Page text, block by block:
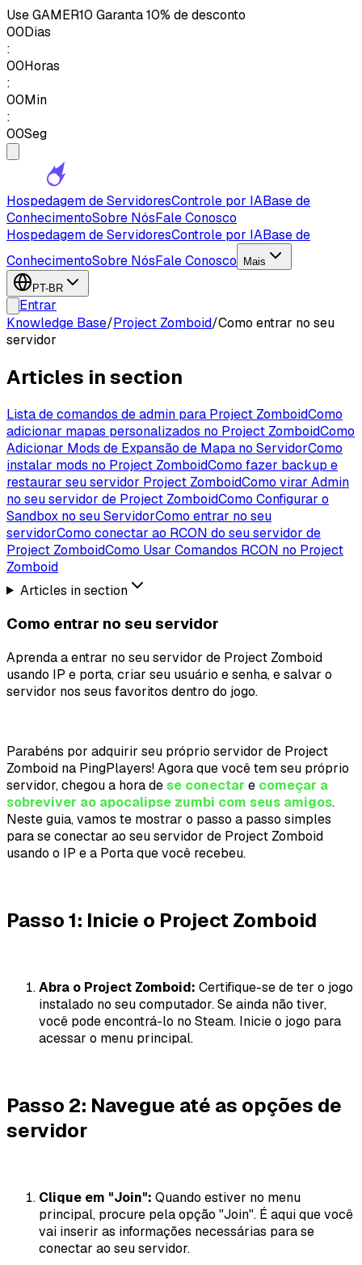
UseGAMER10 Garanta 10% de desconto
00Dias
:
00Horas
:
00Min
:
00Seg
Hospedagem de ServidoresControle por IABase de
ConhecimentoSobre NósFale Conosco
Hospedagem de ServidoresControle por IABase de
ConhecimentoSobre NósFale Conosco Mais
PT-BR
Entrar
Knowledge Base/Project Zomboid/Como entrar no seu
servidor
Articles in section
Lista de comandos de admin para Project ZomboidComo
adicionar mapas personalizados no Project ZomboidComo
Adicionar Mods de Expansão de Mapa no ServidorComo
instalar mods no Project ZomboidComo fazer backup e
restaurar seu servidor Project ZomboidComo virar Admin
no seu servidor de Project ZomboidComo Configurar o
Sandbox no seu ServidorComo entrar no seu
servidorComo conectar ao RCON do seu servidor de
Project ZomboidComo Usar Comandos RCON no Project
Zomboid
Articles in section
Como entrar no seu servidor
Aprenda a entrar no seu servidor de Project Zomboid
usando IP e porta, criar seu usuário e senha, e salvar o
servidor nos seus favoritos dentro do jogo.
Parabéns por adquirir seu próprio servidor de Project
Zomboid na PingPlayers! Agora que você tem seu próprio
servidor, chegou a hora dese conectar e começar a
sobreviver ao apocalipse zumbi com seus amigos.
Neste guia, vamos te mostrar o passo a passo simples
para se conectar ao seu servidor de Project Zomboid
usando o IP e a Porta que você recebeu.
Passo 1: Inicie o Project Zomboid
Abra o Project Zomboid: Certifique-se de ter o jogo
instalado no seu computador. Se ainda não tiver,
você pode encontrá-lo no Steam. Inicie o jogo para
acessar o menu principal.
Passo 2: Navegue até as opções de
servidor
Clique em "Join": Quando estiver no menu
principal, procure pela opção "Join". É aqui que você
vai inserir as informações necessárias para se
conectar ao seu servidor.